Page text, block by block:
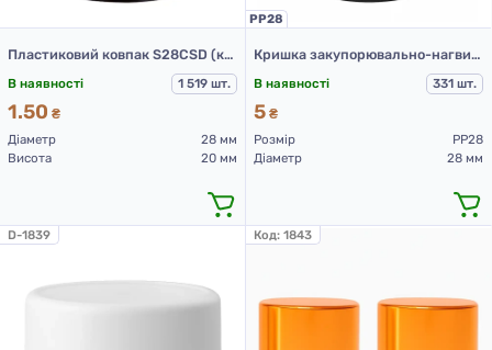
Пластиковий ковпак S28CSD (кришка для ПЕТ пляшок 28 мм чорна)
В наявності 1 519 шт.
1.50 ₴
Діаметр
28 мм
Висота
20 мм
PP28
Кришка закупорювально-нагвинчувальна з контролем першого відкриття тип 1.4Д (Б) (конус) 01 чорна
В наявності 331 шт.
5 ₴
Розмір
PP28
Діаметр
28 мм
D-1839 Код: 1843